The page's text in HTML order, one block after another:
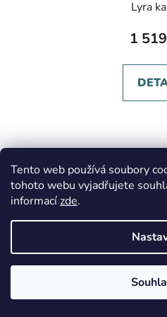
Tento web používá soubory
tohoto webu vyjadřujete
informacízde.
Lyra
1